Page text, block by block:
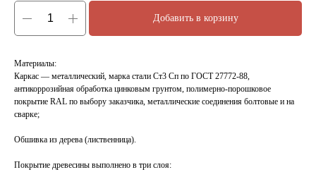
Добавить в корзину
Материалы:
Каркас — металлический, марка стали Ст3 Сп по ГОСТ 27772-88,
антикоррозийная обработка цинковым грунтом, полимерно-порошковое
покрытие RAL по выбору заказчика, металлические соединения болтовые и на
сварке;
Обшивка из дерева (лиственница).
Покрытие древесины выполнено в три слоя: